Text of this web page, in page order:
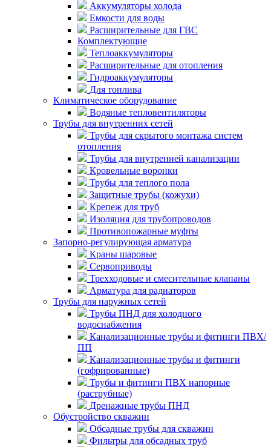
Аккумуляторы холода
Емкости для воды
Расширительные для ГВС
Комплектующие
Теплоаккумуляторы
Расширительные для отопления
Гидроаккумуляторы
Для топлива
Климатическое оборудование
Водяные тепловентиляторы
Трубы для внутренних сетей
Трубы для скрытого монтажа систем
отопления
Трубы для внутренней канализации
Кровельные воронки
Трубы для теплого пола
Защитные трубы (кожухи)
Крепеж для труб
Изоляция для трубопроводов
Противопожарные муфты
Запорно-регулирующая арматура
Краны шаровые
Сервоприводы
Трехходовые и смесительные клапаны
Арматура для радиаторов
Трубы для наружных сетей
Трубы ПНД для холодного
водоснабжения
Канализационные трубы и фитинги ПВХ/
ПП
Канализационные трубы и фитинги
(гофрированные)
Трубы и фитинги ПВХ напорные
(раструбные)
Дренажные трубы ПНД
Обустройство скважин
Обсадные трубы для скважин
Фильтры для обсадных труб